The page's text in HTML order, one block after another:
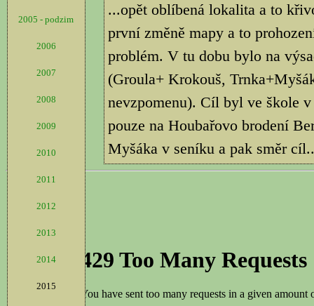
2005 - podzim
2006
2007
2008
2009
2010
2011
2012
2013
2014
2015
...opět oblíbená lokalita a to
první změně mapy a to
problém. V tu dobu bylo na
(Groula+ Krokouš,
nevzpomenu). Cíl byl ve škole
pouze na Houbařovo brodení
Myšáka v seníku a pak směr